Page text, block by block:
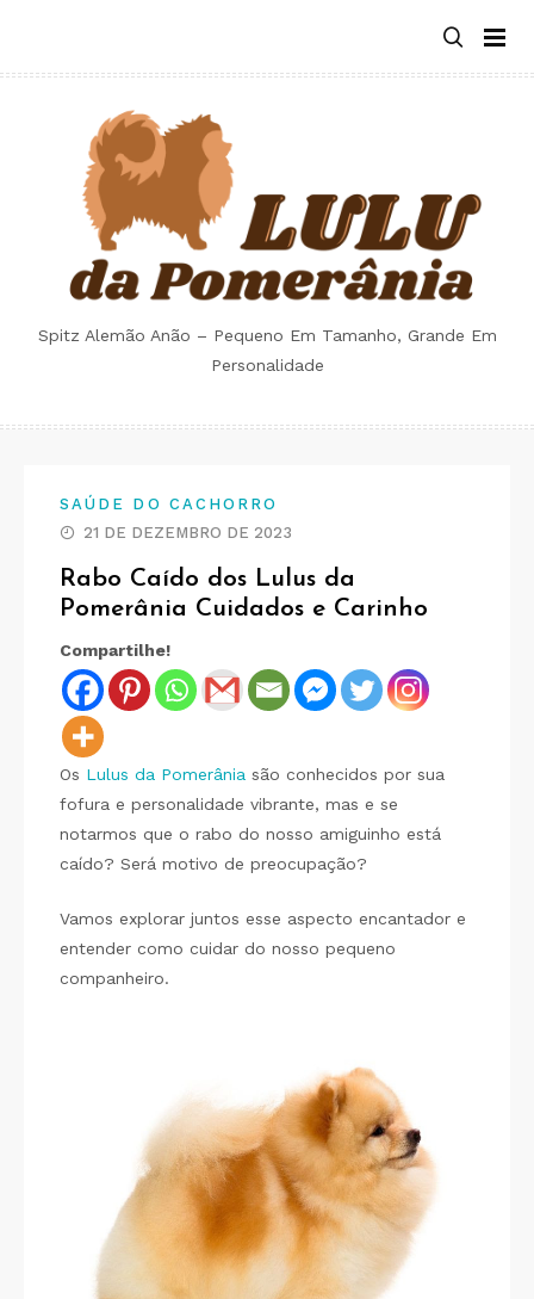
content
Spitz Alemão Anão – Pequeno Em Tamanho, Grande Em
Personalidade
SAÚDE DO CACHORRO
21 DE DEZEMBRO DE 2023
Rabo Caído dos Lulus da
Pomerânia Cuidados e Carinho
Compartilhe!
Os Lulus da Pomerânia são conhecidos por sua
fofura e personalidade vibrante, mas e se
notarmos que o rabo do nosso amiguinho está
caído? Será motivo de preocupação?
Vamos explorar juntos esse aspecto encantador e
entender como cuidar do nosso pequeno
companheiro.